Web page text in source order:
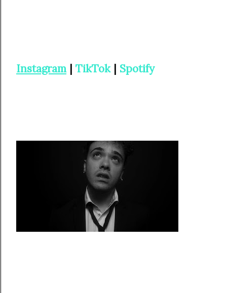
Instagram| TikTok| Spotify